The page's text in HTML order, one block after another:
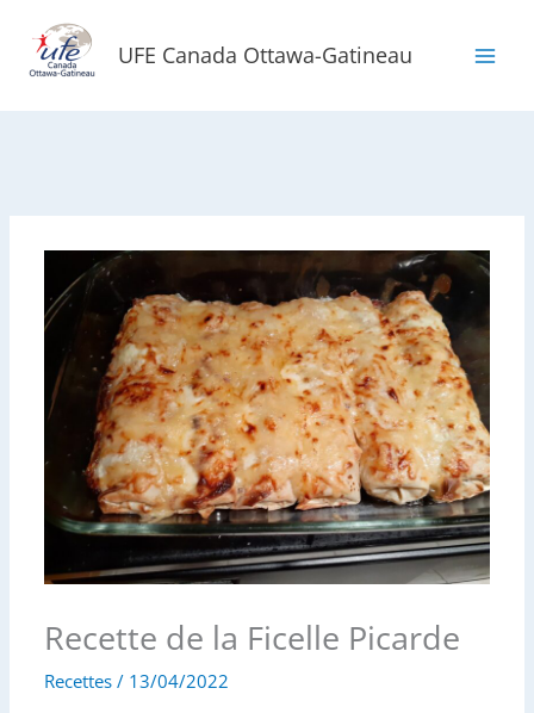
contenu
UFE Canada Ottawa-Gatineau
Recette de la Ficelle Picarde
Recettes / 13/04/2022